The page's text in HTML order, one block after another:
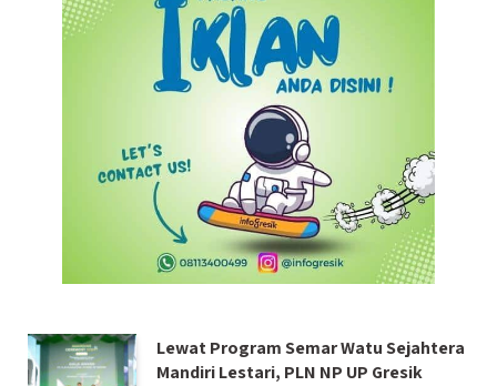
Lewat Program Semar Watu Sejahtera
Mandiri Lestari, PLN NP UP Gresik